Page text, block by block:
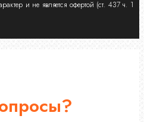
и не является офертой (ст. 437 ч. 1